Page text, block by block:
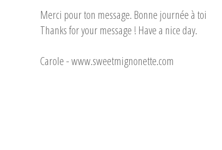
Merci pour ton message. Bonne journée à toi
Thanks for your message ! Have a nice day.
Carole -www.sweetmignonette.com